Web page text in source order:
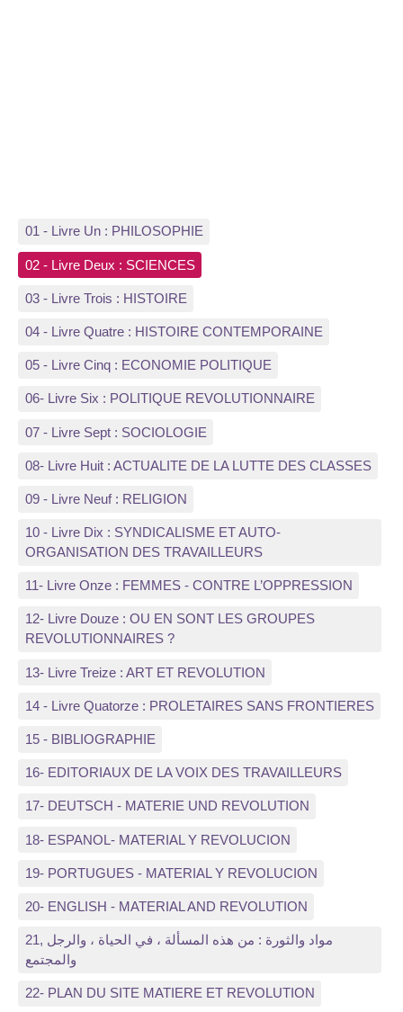
01 - Livre Un : PHILOSOPHIE
02 - Livre Deux : SCIENCES
03 - Livre Trois : HISTOIRE
04 - Livre Quatre : HISTOIRE CONTEMPORAINE
05 - Livre Cinq : ECONOMIE POLITIQUE
06- Livre Six : POLITIQUE REVOLUTIONNAIRE
07 - Livre Sept : SOCIOLOGIE
08- Livre Huit : ACTUALITE DE LA LUTTE DES CLASSES
09 - Livre Neuf : RELIGION
10 - Livre Dix : SYNDICALISME ET AUTO-
ORGANISATION DES TRAVAILLEURS
11- Livre Onze : FEMMES - CONTRE L’OPPRESSION
12- Livre Douze : OU EN SONT LES GROUPES
REVOLUTIONNAIRES ?
13- Livre Treize : ART ET REVOLUTION
14 - Livre Quatorze : PROLETAIRES SANS FRONTIERES
15 - BIBLIOGRAPHIE
16- EDITORIAUX DE LA VOIX DES TRAVAILLEURS
17- DEUTSCH - MATERIE UND REVOLUTION
18- ESPANOL- MATERIAL Y REVOLUCION
19- PORTUGUES - MATERIAL Y REVOLUCION
20- ENGLISH - MATERIAL AND REVOLUTION
21, مواد والثورة : من هذه المسألة ، في الحياة ، والرجل
والمجتمع
22- PLAN DU SITE MATIERE ET REVOLUTION